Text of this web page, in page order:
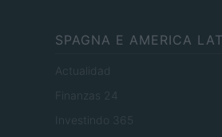
SPAGNA E AMERICA
Actualidad
Finanzas 24
Investindo 365